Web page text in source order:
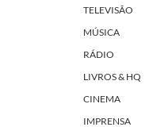
TELEVISÃO
MÚSICA
RÁDIO
LIVROS & HQ
CINEMA
IMPRENSA